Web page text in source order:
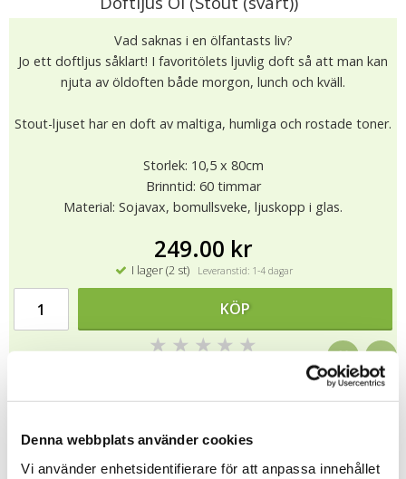
Denna webbplats använder cookies
Vi använder enhetsidentifierare för att anpassa innehållet
Vad saknas i en ölfantasts liv?
Jo ett doftljus såklart! I favoritölets ljuvlig doft så att man kan
njuta av öldoften både morgon, lunch och kväll.
Stout-ljuset har en doft av maltiga, humliga och rostade toner.
Storlek: 10,5 x 80cm
Brinntid: 60 timmar
Material: Sojavax, bomullsveke, ljuskopp i glas.
249.00 kr
I lager (2 st) Leveranstid: 1-4 dagar
KÖP
★★★★★